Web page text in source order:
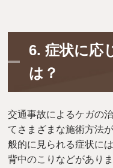
6. 症状に応
は？
交通事故によるケガの
てさまざまな施術方法
般的に見られる症状に
背中のこりなどがあり